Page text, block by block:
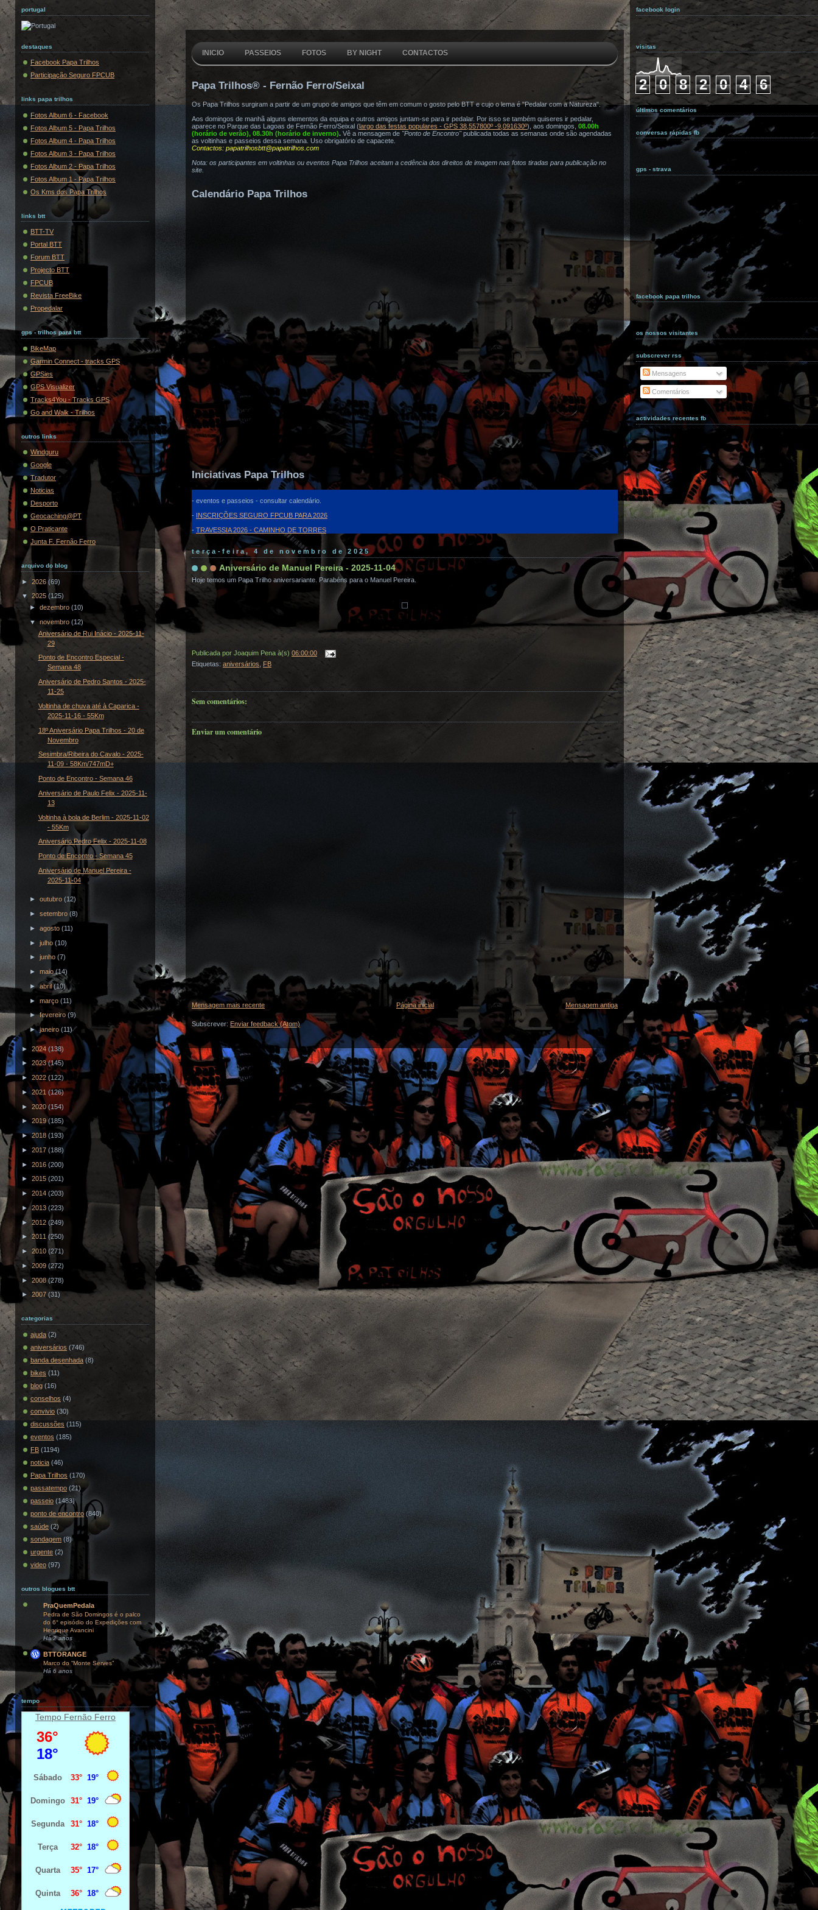
portugal
destaques
Facebook Papa Trilhos
Participação Seguro FPCUB
links papa trilhos
Fotos Album 6 - Facebook
Fotos Album 5 - Papa Trilhos
Fotos Album 4 - Papa Trilhos
Fotos Album 3 - Papa Trilhos
Fotos Album 2 - Papa Trilhos
Fotos Album 1 - Papa Trilhos
Os Kms dos Papa Trilhos
links btt
BTT-TV
Portal BTT
Forum BTT
Projecto BTT
FPCUB
Revista FreeBike
Propedalar
gps - trilhos para btt
BikeMap
Garmin Connect - tracks GPS
GPSies
GPS Visualizer
Tracks4You - Tracks GPS
Go and Walk - Trilhos
outros links
Windguru
Google
Tradutor
Noticias
Desporto
Geocaching@PT
O Praticante
Junta F. Fernão Ferro
arquivo do blog
► 2026(69)
▼ 2025 (125)
►dezembro(10)
▼novembro(12)
Aniversário de Rui Inácio - 2025-11-
29
Ponto de Encontro Especial -
Semana 48
Aniversário de Pedro Santos - 2025-
11-25
Voltinha de chuva até à Caparica -
2025-11-16 - 55Km
18º Aniversário Papa Trilhos - 20 de
Novembro
Sesimbra/Ribeira do Cavalo - 2025-
11-09 - 58Km/747mD+
Ponto de Encontro - Semana 46
Aniversário de Paulo Felix - 2025-11-
13
Voltinha à bola de Berlim - 2025-11-02
- 55Km
Aniversário Pedro Felix - 2025-11-08
Ponto de Encontro - Semana 45
Aniversário de Manuel Pereira -
2025-11-04
►outubro(12)
►setembro(8)
►agosto(11)
►julho(10)
►junho(7)
►maio(14)
►abril(10)
►março(11)
►fevereiro(9)
►janeiro(11)
► 2024(138)
► 2023(145)
► 2022 (122)
► 2021 (126)
► 2020(154)
► 2019(185)
►2018 (193)
► 2017 (188)
► 2016 (200)
► 2015 (201)
► 2014 (203)
► 2013 (223)
► 2012 (249)
► 2011 (250)
► 2010 (271)
► 2009 (272)
► 2008(278)
► 2007 (31)
categorias
ajuda (2)
aniversários (746)
banda desenhada (8)
bikes (11)
blog (16)
conselhos (4)
convivio (30)
discussões (115)
eventos (185)
FB (1194)
noticia (46)
Papa Trilhos (170)
passatempo (21)
passeio (1483)
ponto de encontro (840)
saúde (2)
sondagem (8)
urgente (2)
video (97)
outros blogues btt
PraQuemPedala
Pedra de São Domingos é o palco
do 6° episódio do Expedições com
Henrique Avancini
Há 2 anos
BTTORANGE
Marco do “Monte Serves”
Há 6 anos
tempo
Tempo Fernão Ferro
INICIO PASSEIOS FOTOS BY NIGHT CONTACTOS
Papa Trilhos® - Fernão Ferro/Seixal
Os Papa Trilhos surgiram a partir de um grupo de amigos que têm em comum o gosto pelo BTT e cujo o lema é "Pedalar com a Natureza".
Aos domingos de manhã alguns elementos da equipa e outros amigos juntam-se para ir pedalar. Por isso se também quiseres ir pedalar,
aparece no Parque das Lagoas de Fernão Ferro/Seixal (largo das festas populares - GPS 38,557800º -9,091630º), aos domingos, 08.00h
(horário de verão), 08.30h (horário de inverno). Vê a mensagem de "Ponto de Encontro"publicada todas as semanas onde são agendadas
as voltinhas e passeios dessa semana. Uso obrigatório de capacete.
Contactos: papatrilhosbtt@papatrilhos.com
Nota: os participantes em voltinhas ou eventos Papa Trilhos aceitam a cedência dos direitos de imagem nas fotos tiradas para publicação no
site.
Calendário Papa Trilhos
Iniciativas Papa Trilhos
- eventos e passeios - consultar calendário.
- INSCRIÇÕES SEGURO FPCUB PARA 2026
- TRAVESSIA 2026 - CAMINHO DE TORRES
terça-feira, 4 de novembro de 2025
Aniversário de Manuel Pereira - 2025-11-04
Hoje temos um Papa Trilho aniversariante. Parabéns para o Manuel Pereira.
Publicada por Joaquim Pena à(s) 06:00:00
Etiquetas: aniversários FB
Sem comentários:
Enviar um comentário
Mensagem mais recente Mensagem antiga
Página inicial
Subscrever: Enviar feedback (Atom)
facebook login
visitas
2 0 8 2 0 4 6
últimos comentários
conversas rápidas fb
gps - strava
facebook papa trilhos
os nossos visitantes
subscrever rss
Mensagens
Comentários
actividades recentes fb